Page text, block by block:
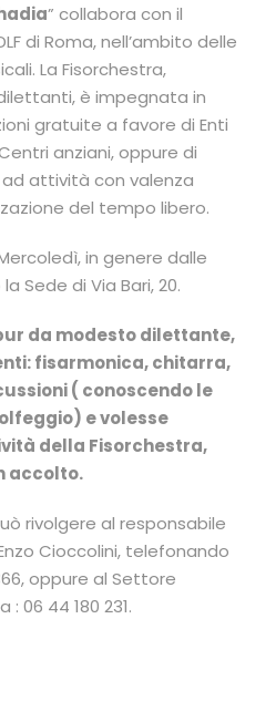
” collabora con il
di Roma, nell’ambito delle
La Fisorchestra,
è impegnata in
gratuite a favore di Enti
anziani, oppure di
attività con valenza
del tempo libero.
in genere dalle
Sede di Via Bari, 20.
da modesto dilettante,
fisarmonica, chitarra,
( conoscendo le
e volesse
della Fisorchestra,
accolto.
rivolgere al responsabile
Cioccolini, telefonando
oppure al Settore
: 06 44 180 231.